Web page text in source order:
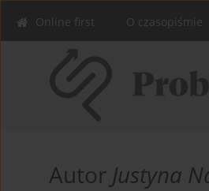
Online first O czasopiśmie
Autor Justyna